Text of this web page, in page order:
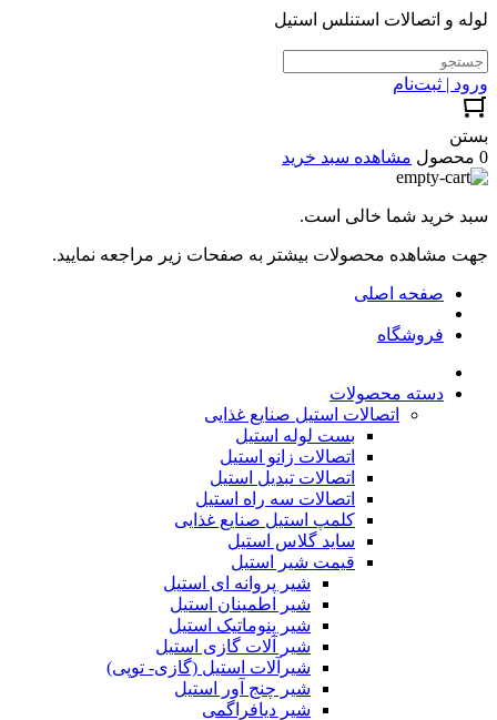
لوله و اتصالات استنلس استیل
ورود | ثبت‌نام
بستن
0 محصول
مشاهده سبد خرید
سبد خرید شما خالی است.
جهت مشاهده محصولات بیشتر به صفحات زیر مراجعه نمایید.
صفحه اصلی
فروشگاه
دسته محصولات
اتصالات استیل صنایع غذایی
بست لوله استیل
اتصالات زانو استیل
اتصالات تبدیل استیل
اتصالات سه راه استیل
کلمپ استیل صنایع غذایی
ساید گلاس استیل
قیمت شیر استیل
شیر پروانه ای استیل
شیر اطمینان استیل
شیر پنوماتیک استیل
شیر آلات گازی استیل
شیرآلات استیل (گازی- توپی)
شیر چنج آور استیل
شیر دیافراگمی